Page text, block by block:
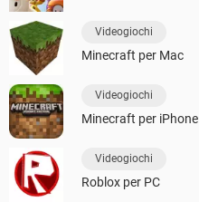
Videogiochi
Minecraft per Mac
Videogiochi
Minecraft per iPhone
Videogiochi
Roblox per PC